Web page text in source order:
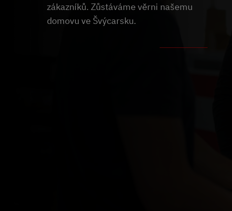
zákazníků. Zůstáváme věrni našemu
domovu ve Švýcarsku.